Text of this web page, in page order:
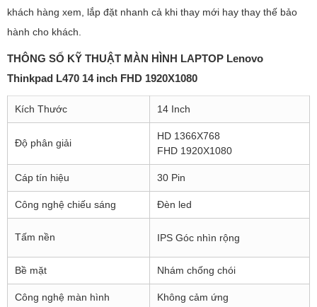
khách hàng xem, lắp đặt nhanh cả khi thay mới hay thay thế bảo
hành cho khách.
THÔNG SỐ KỸ THUẬT MÀN HÌNH LAPTOP Lenovo
Thinkpad L470 14 inch FHD 1920X1080
Kích Thước 14 Inch
Độ phân giải
HD 1366X768
FHD 1920X1080
Cáp tín hiệu 30 Pin
Công nghệ chiếu sáng Đèn led
Tấm nền IPS Góc nhìn rộng
Bề mặt Nhám chống chói
Công nghệ màn hình Không cảm ứng